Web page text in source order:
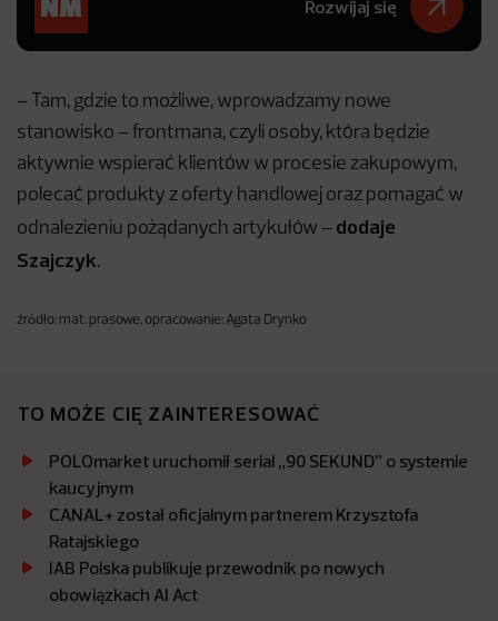
Rozwijaj się
– Tam, gdzie to możliwe, wprowadzamy nowe
stanowisko – frontmana, czyli osoby, która będzie
aktywnie wspierać klientów w procesie zakupowym,
polecać produkty z oferty handlowej oraz pomagać w
odnalezieniu pożądanych artykułów – dodaje
Szajczyk.
źródło: mat. prasowe, opracowanie: Agata Drynko
TO MOŻE CIĘ ZAINTERESOWAĆ
POLOmarket uruchomił serial „90 SEKUND” o systemie
kaucyjnym
CANAL+ został oficjalnym partnerem Krzysztofa
Ratajskiego
IAB Polska publikuje przewodnik po nowych
obowiązkach AI Act